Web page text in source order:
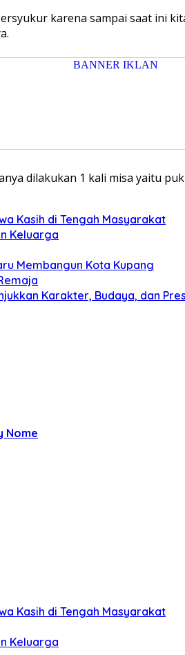
karena sampai saat ini
dilakukan 1 kali misa yaitu
Kasih di Tengah Masyarakat
Keluarga
Membangun Kota Kupang
Karakter, Budaya, dan
Nome
Kasih di Tengah Masyarakat
Keluarga